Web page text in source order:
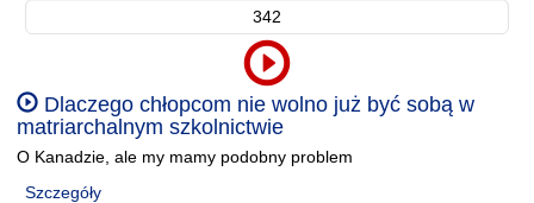
342
Dlaczego chłopcom nie wolno już być sobą w
matriarchalnym szkolnictwie
O Kanadzie, ale my mamy podobny problem
Szczegóły